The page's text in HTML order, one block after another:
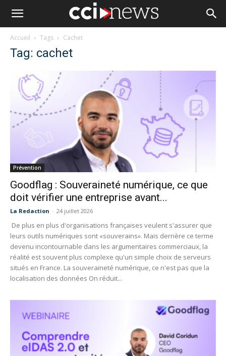
Accueil Tags Cachet
Tag: cachet
Prévention
Goodflag : Souveraineté numérique, ce que
doit vérifier une entreprise avant...
La Redaction - 24 juillet 2026
De plus en plus d'organisations françaises veulent s'assurer que
leurs outils numériques sont «souverains». Mais derrière ce terme
devenu incontournable dans les argumentaires commerciaux, la
réalité est souvent plus complexe qu'un simple choix de serveurs
situés en France. La souveraineté numérique, ce n'est pas que la
localisation des données On réduit...